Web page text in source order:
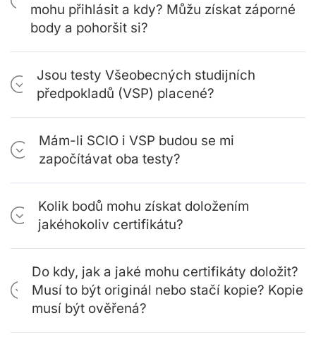
mohu přihlásit a kdy? Můžu získat záporné
body a pohoršit si?
Jsou testy Všeobecných studijních
předpokladů (VSP) placené?
Mám-li SCIO i VSP budou se mi
započítávat oba testy?
Kolik bodů mohu získat doložením
jakéhokoliv certifikátu?
Do kdy, jak a jaké mohu certifikáty doložit?
Musí to být originál nebo stačí kopie? Kopie
musí být ověřená?